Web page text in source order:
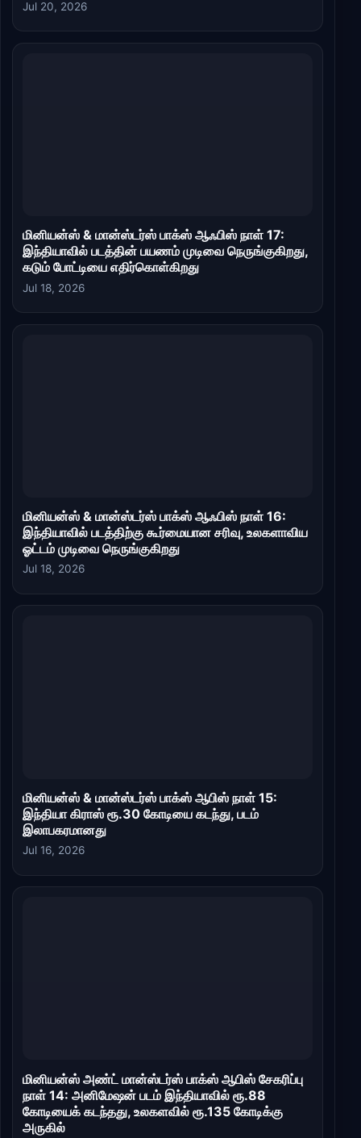
Jul 20, 2026
மினியன்ஸ் & மான்ஸ்டர்ஸ் பாக்ஸ் ஆஃபிஸ் நாள் 17:
இந்தியாவில் படத்தின் பயணம் முடிவை நெருங்குகிறது,
கடும் போட்டியை எதிர்கொள்கிறது
Jul 18, 2026
மினியன்ஸ் & மான்ஸ்டர்ஸ் பாக்ஸ் ஆஃபிஸ் நாள் 16:
இந்தியாவில் படத்திற்கு கூர்மையான சரிவு, உலகளாவிய
ஓட்டம் முடிவை நெருங்குகிறது
Jul 18, 2026
மினியன்ஸ் & மான்ஸ்டர்ஸ் பாக்ஸ் ஆபிஸ் நாள் 15:
இந்தியா கிராஸ் ரூ.30 கோடியை கடந்து, படம்
இலாபகரமானது
Jul 16, 2026
மினியன்ஸ் அண்ட் மான்ஸ்டர்ஸ் பாக்ஸ் ஆபிஸ் சேகரிப்பு
நாள் 14: அனிமேஷன் படம் இந்தியாவில் ரூ.88
கோடியைக் கடந்தது, உலகளவில் ரூ.135 கோடிக்கு
அருகில்